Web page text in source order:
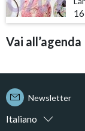
Vai all’agenda
Italiano
Newsletter